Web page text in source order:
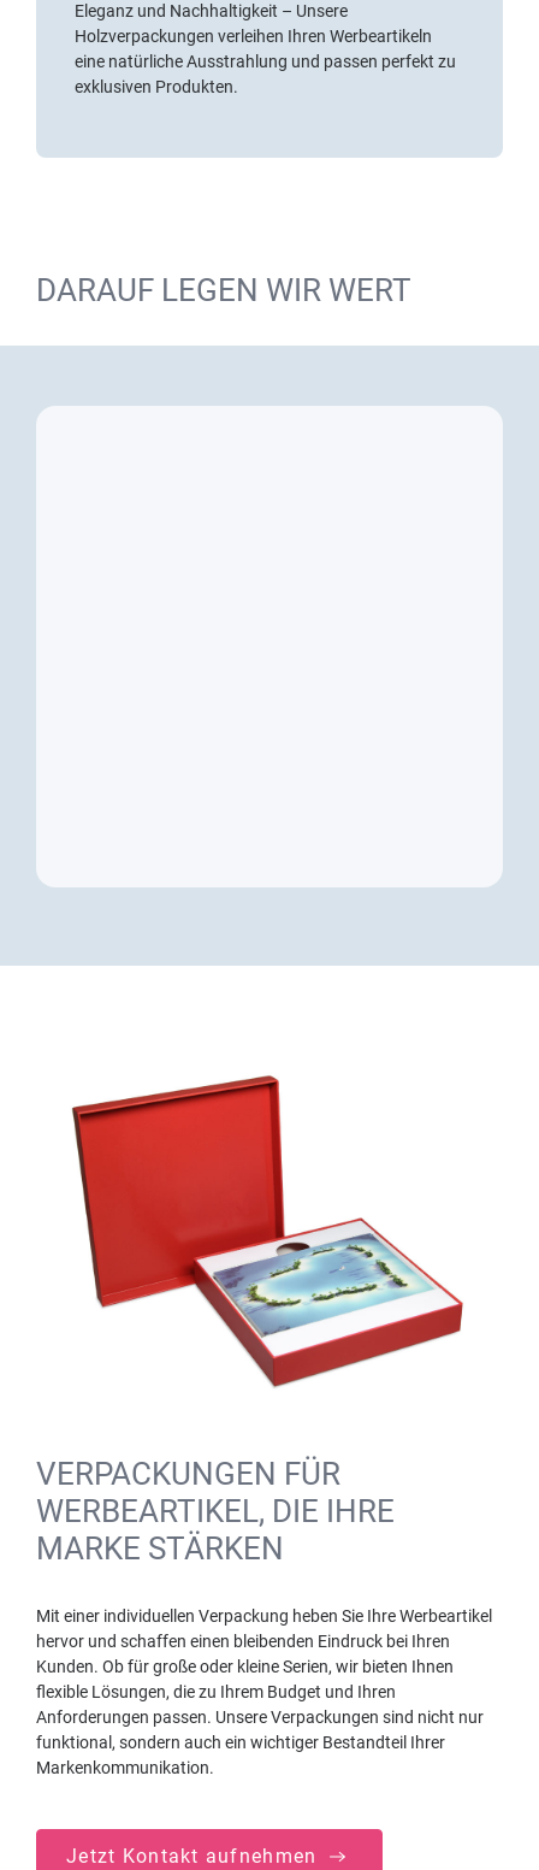
Eleganz und Nachhaltigkeit – Unsere
Holzverpackungen verleihen Ihren Werbeartikeln
eine natürliche Ausstrahlung und passen perfekt zu
exklusiven Produkten.
DARAUF LEGEN WIR WERT
VERPACKUNGEN FÜR
WERBEARTIKEL, DIE IHRE
MARKE STÄRKEN
Mit einer individuellen Verpackung heben Sie Ihre Werbeartikel
hervor und schaffen einen bleibenden Eindruck bei Ihren
Kunden. Ob für große oder kleine Serien, wir bieten Ihnen
flexible Lösungen, die zu Ihrem Budget und Ihren
Anforderungen passen. Unsere Verpackungen sind nicht nur
funktional, sondern auch ein wichtiger Bestandteil Ihrer
Markenkommunikation.
Jetzt Kontakt aufnehmen